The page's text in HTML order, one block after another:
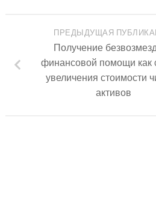
ПРЕДЫДУЩАЯ
Получение
финансовой помощи как
увеличения стоимости
активов